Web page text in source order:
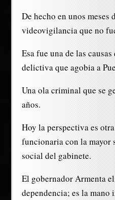
De hecho en unos meses
videovigilancia que no
Esa fue una de las
delictiva que agobia a
Una ola criminal que se
años.
Hoy la perspectiva es
funcionaria con la mayor
social del gabinete.
El gobernador Armenta
dependencia; es la mano